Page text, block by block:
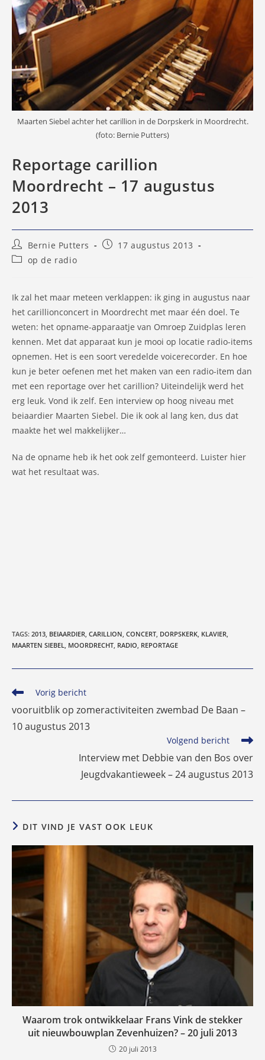
Maarten Siebel achter het carillion in de Dorpskerk in Moordrecht.
(foto: Bernie Putters)
Reportage carillion
Moordrecht – 17 augustus
2013
Bericht
auteur:
Bernie Putters
Bericht17 augustus 2013
Berichtcategorie:
op de radio
Ik zal het maar meteen verklappen: ik ging in augustus naar
het carillionconcert in Moordrecht met maar één doel. Te
weten: het opname-apparaatje van Omroep Zuidplas leren
kennen. Met dat apparaat kun je mooi op locatie radio-items
opnemen. Het is een soort veredelde voicerecorder. En hoe
kun je beter oefenen met het maken van een radio-item dan
met een reportage over het carillion? Uiteindelijk werd het
erg leuk. Vond ik zelf. Een interview op hoog niveau met
beiaardier Maarten Siebel. Die ik ook al lang ken, dus dat
maakte het wel makkelijker…
Na de opname heb ik het ook zelf gemonteerd. Luister hier
wat het resultaat was.
TAGS: 2013 BEIAARDIER CARILLION CONCERT DORPSKERK KLAVIER
MAARTEN SIEBEL
MOORDRECHT RADIO REPORTAGE
Lees
artikelen
Vorig bericht
vooruitblik op zomeractiviteiten zwembad De Baan –
10 augustus 2013
Volgend bericht
Interview met Debbie van den Bos over
Jeugdvakantieweek – 24 augustus 2013
DIT VIND JE VAST OOK LEUK
Waarom trok ontwikkelaar Frans Vink de stekker
uit nieuwbouwplan Zevenhuizen? – 20 juli 2013
20 juli 2013